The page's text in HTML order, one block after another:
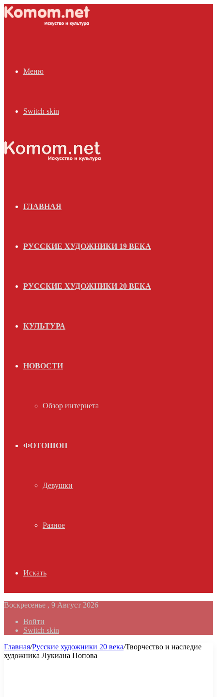
Меню
Switch skin
ГЛАВНАЯ
РУССКИЕ ХУДОЖНИКИ 19 ВЕКА
РУССКИЕ ХУДОЖНИКИ 20 ВЕКА
КУЛЬТУРА
НОВОСТИ
Обзор интернета
ФОТОШОП
Девушки
Разное
Искать
Воскресенье , 9 Август 2026
Войти
Switch skin
Главная/Русские художники 20 века/Творчество и наследие
художника Лукиана Попова